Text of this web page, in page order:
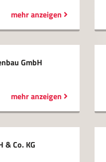
mehr anzeigen
GmbH
mehr anzeigen
& Co. KG